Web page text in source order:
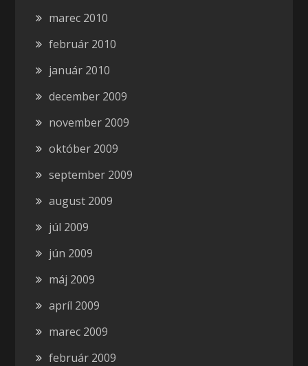
marec 2010
február 2010
január 2010
december 2009
november 2009
október 2009
september 2009
august 2009
júl 2009
jún 2009
máj 2009
apríl 2009
marec 2009
február 2009